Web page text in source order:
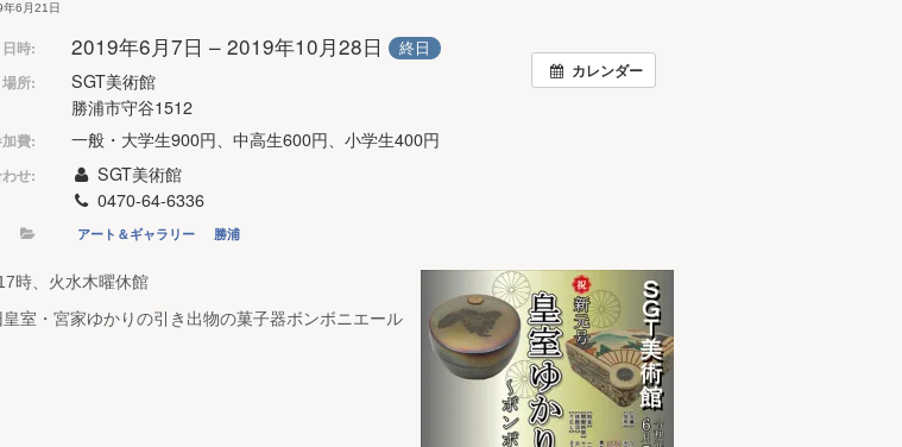
6月21日
カレンダー
日時: 2019年6月7日 – 2019年10月28日 終日
場所:
SGT美術館
勝浦市守谷1512
費: 一般・大学生900円、中高生600円、小学生400円
せ:
SGT美術館
0470-64-6336
アート＆ギャラリー 勝浦
時、火水木曜休館
室・宮家ゆかりの引き出物の菓子器ボンボニエール